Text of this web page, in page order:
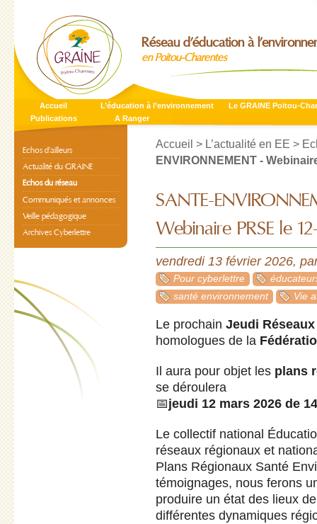
Réseau d’éducation à
en Poitou-Charentes
Accueil L’éducation à l’environnement
Le GRAINE Poitou-
Publications
A Ranger
Accueil > L’actualité en EE >
ENVIRONNEMENT -
SANTE-
Webinaire PRSE le
vendredi 13 février 2026,
Pour cyberlettre
santé environnement
Vie
Le prochain Jeudi
homologues de la
Il aura pour objet les plans
se déroulera
📅jeudi 12 mars 2026 de
Le collectif national
réseaux régionaux et
Plans Régionaux Santé
témoignages, nous ferons
produire un état des lieux
différentes dynamiques
Echos d’ailleurs
Actualité du GRAINE
Echos du réseau
Communiqués et annonces
Veille pédagogique
Archives Cyberlettre